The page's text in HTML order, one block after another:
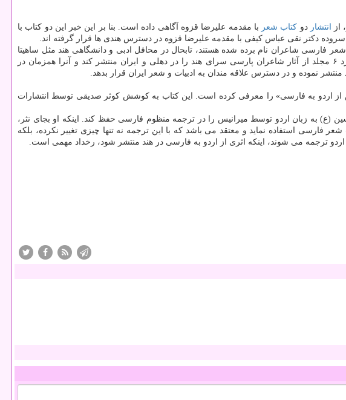
از انتشار دو كتاب شعر با مقدمه علیرضا قزوه آگاهی داده است. بنا بر این خبر این دو كتاب با
دكتر نقی عباس كیفی با مقدمه علیرضا قزوه در دسترس هندی ها قرار گرفته اند.
فارسی شاعران نام برده شده هستند، تابحال در محافل ادبی و دانشگاهی هند مثل ساهیتا
آكادمی و دانشگاه دهلی و كتابخانه رضا رامپور و نمایشگاه كتاب دهلی نیز رونمایی و معرفی شده اند. نشر پارسی زبانان بنا دارد ۶ مجلد از آثار شاعران پارسی سرای هند را در دهلی و ایران منتشر كند و آنرا همزمان در
نموده و در دسترس علاقه مندان به ادبیات و شعر ایران قرار بدهد.
اردو به فارسی» را معرفی كرده است. این كتاب به كوشش كوثر صدیقی توسط انتشارات
(ع) به زبان اردو توسط میرانیس را در ترجمه منظوم فارسی حفظ كند. اینكه او بجای نثر،
استفاده نماید و معتقد می باشد كه با این ترجمه نه تنها چیزی تغییر نكرده، بلكه
ترجمه می شوند، اینكه اثری از اردو به فارسی در هند منتشر شود، رخداد مهمی است.